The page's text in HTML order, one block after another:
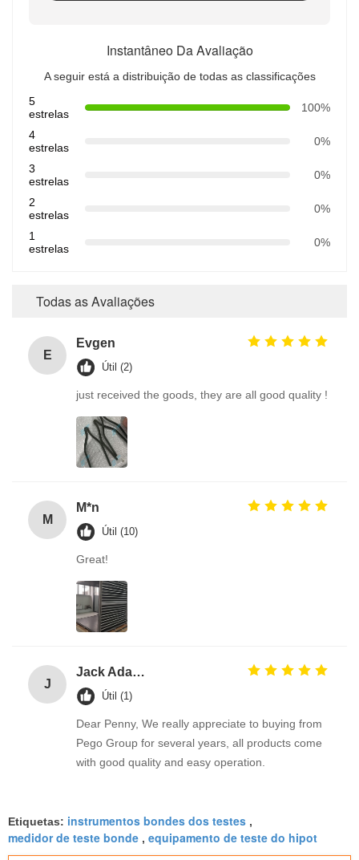
Instantâneo Da Avaliação
A seguir está a distribuição de todas as classificações
5
estrelas
100%
4
estrelas
0%
3
estrelas
0%
2
estrelas
0%
1
estrelas
0%
Todas as Avaliações
E
Evgen
Útil (2)
just received the goods, they are all good quality !
M
M*n
Útil (10)
Great!
J
Jack Adams
Útil (1)
Dear Penny, We really appreciate to buying from
Pego Group for several years, all products come
with good quality and easy operation.
Etiquetas: instrumentos bondes dos testes ,
medidor de teste bonde , equipamento de teste do hipot